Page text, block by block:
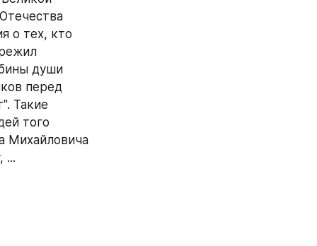
о тех, кто
души
перед
Такие
того
Михайловича
...